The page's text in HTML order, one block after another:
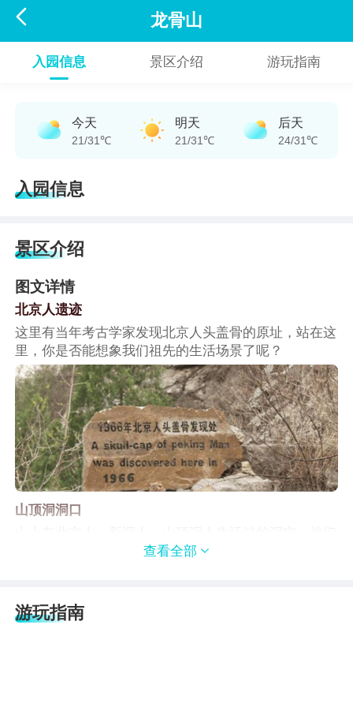
 龙骨山
入园信息 景区介绍 游玩指南
今天
21/31℃
明天
21/31℃
后天
24/31℃
入园信息
景区介绍
图文详情
北京人遗迹
这里有当年考古学家发现北京人头盖骨的原址，站在这
里，你是否能想象我们祖先的生活场景了呢？
山顶洞洞口
的尸骨存留在洞穴中变为化石，是研究古人类和古脊椎
查看全部 
游玩指南